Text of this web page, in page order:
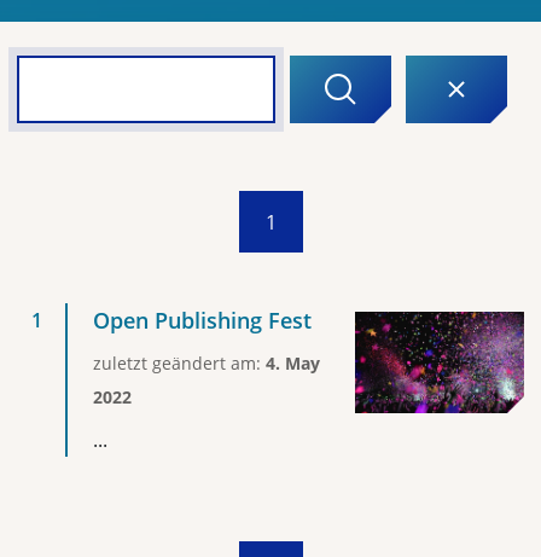
1
Open Publishing Fest
zuletzt geändert am: 4. May
2022
...